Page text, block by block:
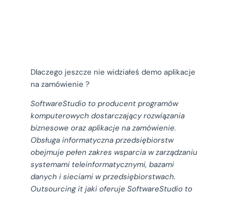
Dlaczego jeszcze nie widziałeś demo aplikacje
na zamówienie ?
SoftwareStudio to producent programów
komputerowych dostarczający rozwiązania
biznesowe oraz aplikacje na zamówienie.
Obsługa informatyczna przedsiębiorstw
obejmuje pełen zakres wsparcia w zarządzaniu
systemami teleinformatycznymi, bazami
danych i sieciami w przedsiębiorstwach.
Outsourcing it jaki oferuje SoftwareStudio to